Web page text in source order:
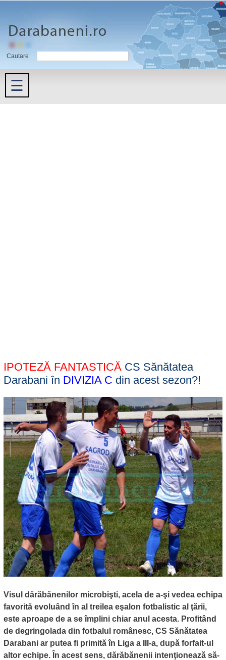
Cautare
☰
IPOTEZĂ FANTASTICĂCS Sănătatea
Darabani în DIVIZIA C din acest sezon?!
Visul dărăbănenilor microbişti, acela de a-şi vedea echipa
favorită evoluând în al treilea eşalon fotbalistic al ţării,
este aproape de a se împlini chiar anul acesta. Profitând
de degringolada din fotbalul românesc, CS Sănătatea
Darabani ar putea fi primită în Liga a III-a, după forfait-ul
altor echipe. În acest sens, dărăbănenii intenţionează să-